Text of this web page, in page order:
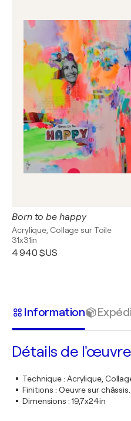
Born to be happy
Acrylique, Collage sur Toile
31x31in
4 940 $US
Information
Détails de l'œuvre
Technique: Acrylique,
Finitions : Oeuvre sur
Dimensions : 19,7x24in